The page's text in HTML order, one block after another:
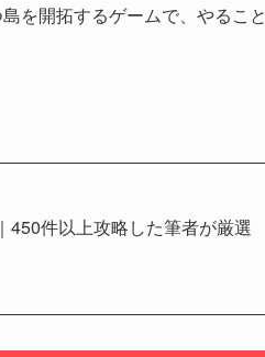
を開拓するゲームで、やること
450件以上攻略した筆者が厳選